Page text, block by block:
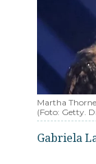
Martha
(Foto: Getty.
Gabriela